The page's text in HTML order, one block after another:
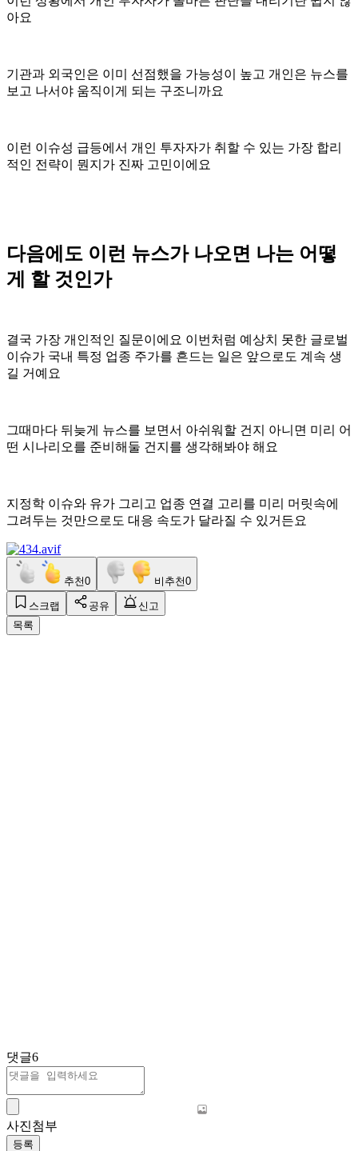
아요
기관과 외국인은 이미 선점했을 가능성이 높고 개인은 뉴스를
보고 나서야 움직이게 되는 구조니까요
이런 이슈성 급등에서 개인 투자자가 취할 수 있는 가장 합리
적인 전략이 뭔지가 진짜 고민이에요
다음에도 이런 뉴스가 나오면 나는 어떻
게 할 것인가
결국 가장 개인적인 질문이에요 이번처럼 예상치 못한 글로벌
이슈가 국내 특정 업종 주가를 흔드는 일은 앞으로도 계속 생
길 거예요
그때마다 뒤늦게 뉴스를 보면서 아쉬워할 건지 아니면 미리 어
떤 시나리오를 준비해둘 건지를 생각해봐야 해요
지정학 이슈와 유가 그리고 업종 연결 고리를 미리 머릿속에
그려두는 것만으로도 대응 속도가 달라질 수 있거든요
추천0 비추천0
스크랩 공유
신고
목록
댓글6
사진첨부
등록